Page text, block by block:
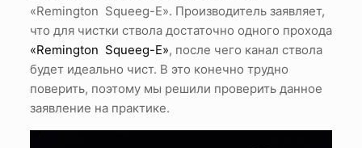
«Remington Squeeg-E». Производитель заявляет,
что для чистки ствола достаточно одного прохода
«Remington Squeeg-E», после чего канал ствола
будет идеально чист. В это конечно трудно
поверить, поэтому мы решили проверить данное
заявление на практике.